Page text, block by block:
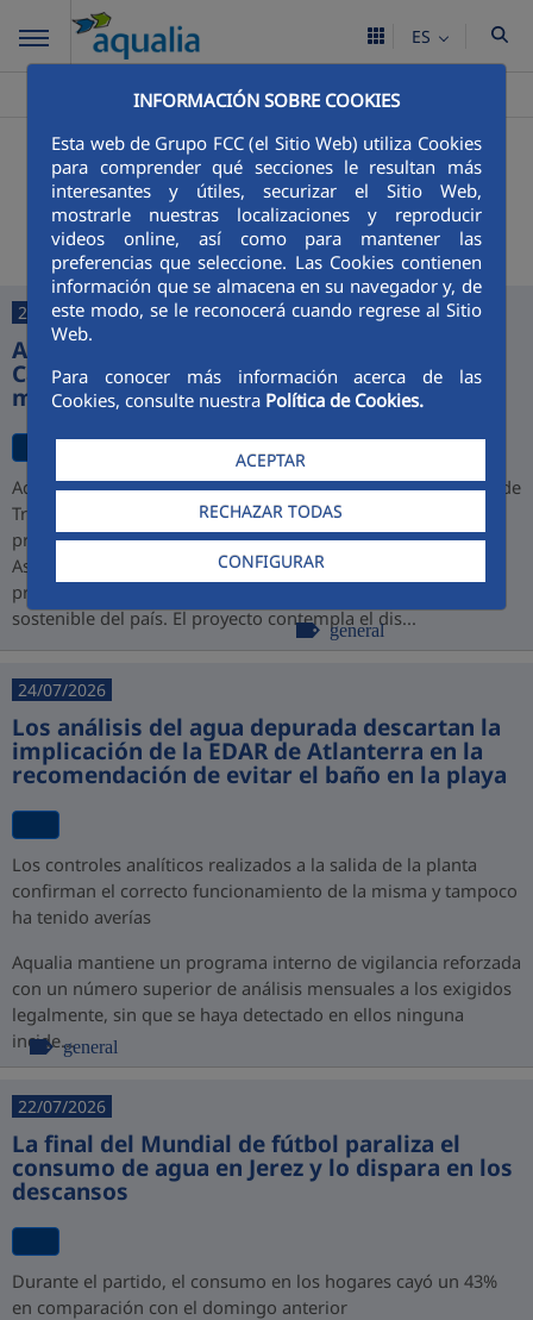
INFORMACIÓN SOBRE COOKIES
Esta web de Grupo FCC (el Sitio Web) utiliza Cookies
para comprender qué secciones le resultan más
interesantes y útiles, securizar el Sitio Web,
mostrarle nuestras localizaciones y reproducir
videos online, así como para mantener las
preferencias que seleccione. Las Cookies contienen
información que se almacena en su navegador y, de
este modo, se le reconocerá cuando regrese al Sitio
Web.
Para conocer más información acerca de las
Cookies, consulte nuestra Política de Cookies.
ACEPTAR
RECHAZAR TODAS
CONFIGURAR
ES
>Eivissa/ Ibiza
+ Buscador
Últimas noticias
27/07/2026
Aqualia desarrollará la depuradora de
Cajamarca y alcanza una cartera de 1.000
millones de euros en Perú
Aqualia ha resultado adjudicataria del proyecto de la Planta de
Tratamiento de Aguas Residuales (PTAR) de Cajamarca,
promovido por PROINVERSIÓN bajo la modalidad de
Asociación Público-Privada (APP), consolidando así su
presencia en Perú y su compromiso con el desarrollo
sostenible del país. El proyecto contempla el dis...
general
24/07/2026
Los análisis del agua depurada descartan la
implicación de la EDAR de Atlanterra en la
recomendación de evitar el baño en la playa
Los controles analíticos realizados a la salida de la planta
confirman el correcto funcionamiento de la misma y tampoco
ha tenido averías
Aqualia mantiene un programa interno de vigilancia reforzada
con un número superior de análisis mensuales a los exigidos
legalmente, sin que se haya detectado en ellos ninguna
incide...general
22/07/2026
La final del Mundial de fútbol paraliza el
consumo de agua en Jerez y lo dispara en los
descansos
Durante el partido, el consumo en los hogares cayó un 43%
en comparación con el domingo anterior